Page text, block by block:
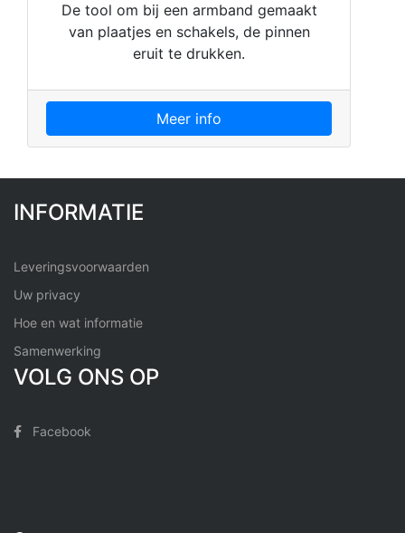
De tool om bij een armband gemaakt
van plaatjes en schakels, de pinnen
eruit te drukken.
Meer info
INFORMATIE
Leveringsvoorwaarden
Uw privacy
Hoe en wat informatie
Samenwerking
VOLG ONS OP
Facebook